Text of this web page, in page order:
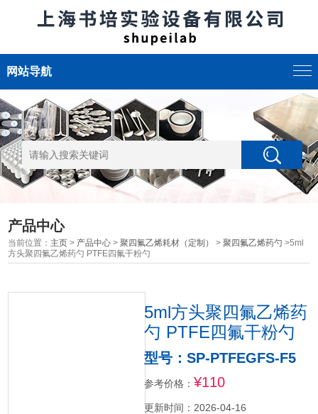
网站导航
产品中心
当前位置： 主页 > 产品中心 >聚四氟乙烯耗材（定制） >聚四氟乙烯药勺 >5ml
方头聚四氟乙烯药勺 PTFE四氟干粉勺
5ml方头聚四氟乙烯药
勺 PTFE四氟干粉勺
型号：SP-PTFEGFS-F5
参考价格： ¥110
更新时间：2026-04-16